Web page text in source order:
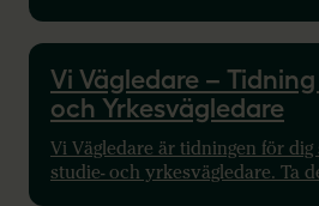
Vi Vägledare –
och Yrkesvägledare
Vi Vägledare är tidningen för
studie- och yrkesvägledare. Ta